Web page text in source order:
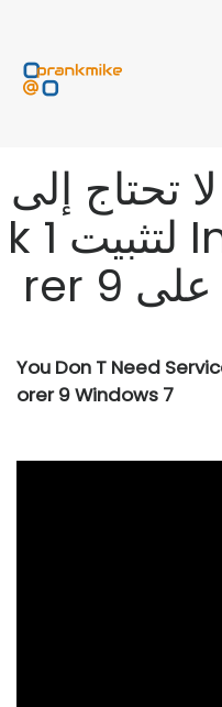
لا تحتاج إلى Service Pac
k 1 لتثبيت Internet Explo
You Don T Need
orer 9 Windows 7